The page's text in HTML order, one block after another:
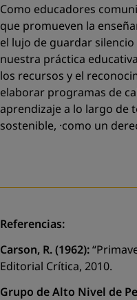
Como educadores
que promueven la
el lujo de guardar
nuestra práctica
los recursos y el
elaborar programas de
aprendizaje a lo largo de
sostenible, ·como un
Referencias:
Carson, R. (1962):
Editorial Crítica, 2010.
Grupo de Alto Nivel de